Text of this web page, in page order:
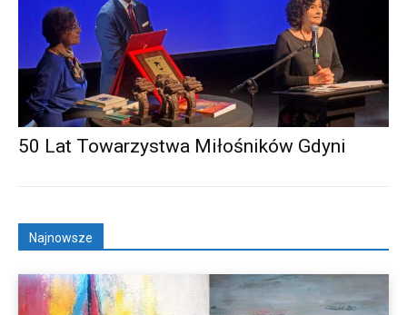
50 Lat Towarzystwa Miłośników Gdyni
Najnowsze